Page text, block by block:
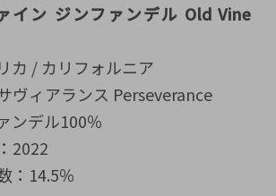
イン ジンファンデル Old Vine
カ / カリフォルニア
ヴィアランス Perseverance
ンデル100％
2022
：14.5％